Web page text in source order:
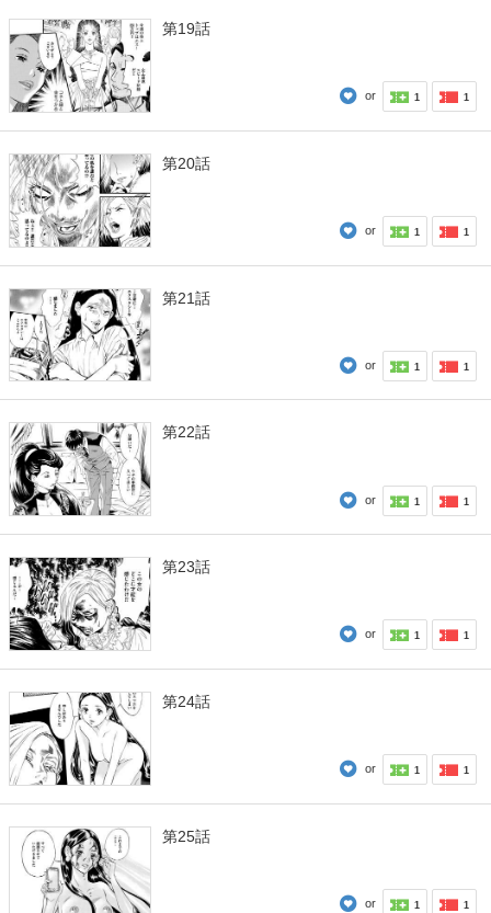
第19話
or 1 1
第20話
or 1 1
第21話
or 1 1
第22話
or 1 1
第23話
or 1 1
第24話
or 1 1
第25話
or 1 1